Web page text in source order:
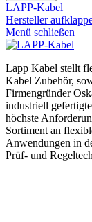
LAPP-Kabel
Hersteller
Menü schließen
Lapp Kabel stellt
Kabel Zubehör,
Firmengründer
industriell
höchste
Sortiment an
Anwendungen in
Prüf- und